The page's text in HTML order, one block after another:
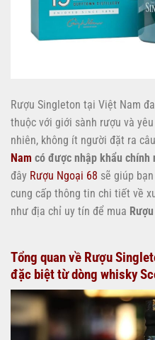
Rượu Singleton tại Việt Nam
thuộc với giới sành rượu và
nhiên, không ít người đặt ra
Nam có được nhập khẩu chính
đây Rượu Ngoại 68 sẽ giúp
cung cấp thông tin chi tiết về
như địa chỉ uy tín để mua
Tổng quan về Rượu
đặc biệt từ dòng whisky